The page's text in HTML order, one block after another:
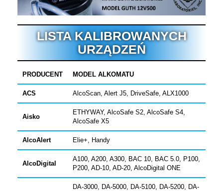
LISTA KALIBROWANYCH
URZĄDZEŃ
PRODUCENT MODEL ALKOMATU
ACS AlcoScan, Alert J5, DriveSafe, ALX1000
Aisko
ETHYWAY, AlcoSafe S2, AlcoSafe S4,
AlcoSafe X5
AlcoAlert Elie+, Handy
AlcoDigital
A100, A200, A300, BAC 10, BAC 5.0, P100,
P200, AD-10, AD-20, AlcoDigital ONE
DA-3000, DA-5000, DA-5100, DA-5200, DA-